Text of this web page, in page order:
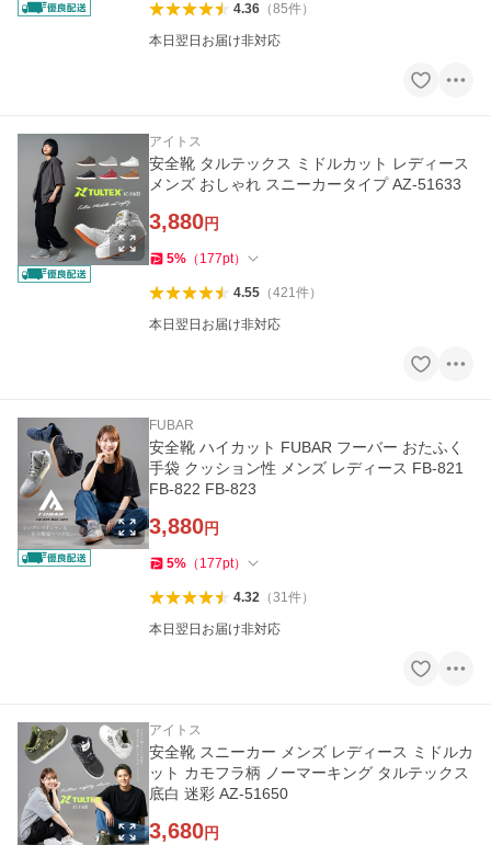
4.36（85件）
本日翌日お届け非対応
アイトス
安全靴 タルテックス ミドルカット レディース
メンズ おしゃれ スニーカータイプ AZ-51633
3,880円
5% （ 177pt）
4.55（421件）
本日翌日お届け非対応
FUBAR
安全靴 ハイカット FUBAR フーバー おたふく
手袋 クッション性 メンズ レディース FB-821
FB-822 FB-823
3,880円
5% （ 177pt）
4.32（31件）
本日翌日お届け非対応
アイトス
安全靴 スニーカー メンズ レディース ミドルカ
ット カモフラ柄 ノーマーキング タルテックス
底白 迷彩 AZ-51650
3,680円